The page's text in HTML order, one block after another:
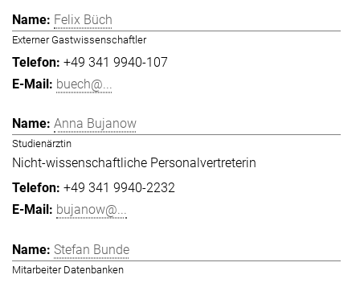
Felix Büch
Externer Gastwissenschaftler
+49 341 9940-107
buech@...
Anna Bujanow
Studienärztin
Nicht-wissenschaftliche Personalvertreterin
+49 341 9940-2232
bujanow@...
Stefan Bunde
Mitarbeiter Datenbanken